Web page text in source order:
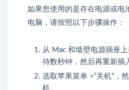
如果您使用的是存在电源或电
电脑，请按照以下步骤操作：
从 Mac 和墙壁电源插座
待数秒钟，然后再重新插
选取苹果菜单 >“关机”，
机。